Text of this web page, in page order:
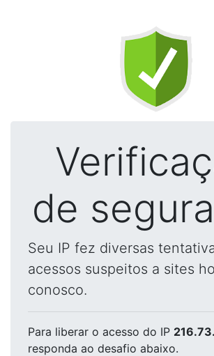
de
Seu IP fez diversas
acessos suspeitos a sites
conosco.
Para liberar o acesso do IP
responda ao desafio abaixo.